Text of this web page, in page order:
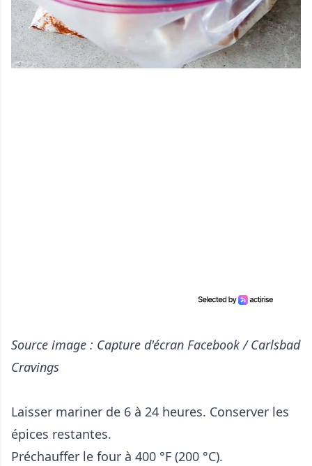
Source image : Capture d'écran Facebook / Carlsbad
Cravings
Laisser mariner de 6 à 24 heures. Conserver les
épices restantes.
Préchauffer le four à 400 °F (200 °C).